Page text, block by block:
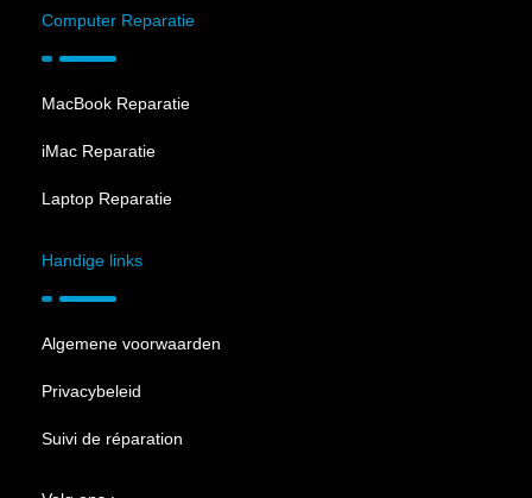
Computer Reparatie
MacBook Reparatie
iMac Reparatie
Laptop Reparatie
Handige links
Algemene voorwaarden
Privacybeleid
Suivi de réparation